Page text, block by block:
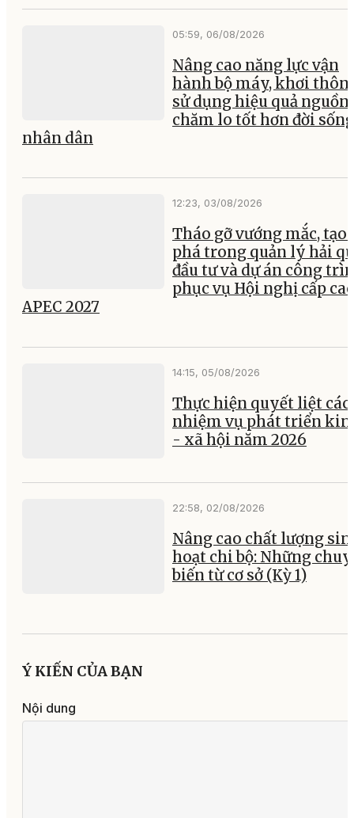
05:59, 06/08/2026
Nâng cao năng lực vận
hành bộ máy, khơi
sử dụng hiệu quả nguồn
chăm lo tốt hơn đời sống
nhân dân
12:23, 03/08/2026
Tháo gỡ vướng mắc, tạo
phá trong quản lý hải
đầu tư và dự án công
phục vụ Hội nghị cấp
APEC 2027
14:15, 05/08/2026
Thực hiện quyết liệt các
nhiệm vụ phát triển
- xã hội năm 2026
22:58, 02/08/2026
Nâng cao chất lượng
hoạt chi bộ: Những
biến từ cơ sở (Kỳ 1)
Ý KIẾN CỦA BẠN
Nội dung